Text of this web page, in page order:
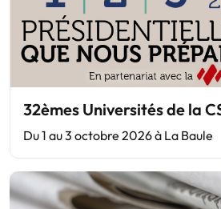
32èmes Universités de la
Du 1 au 3 octobre 2026 à La Baule